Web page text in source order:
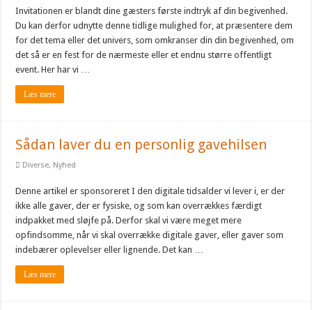
Invitationen er blandt dine gæsters første indtryk af din begivenhed.
Du kan derfor udnytte denne tidlige mulighed for, at præsentere dem
for det tema eller det univers, som omkranser din din begivenhed, om
det så er en fest for de nærmeste eller et endnu større offentligt
event. Her har vi …
Læs mere
Sådan laver du en personlig gavehilsen
Diverse, Nyhed
Denne artikel er sponsoreret I den digitale tidsalder vi lever i, er der
ikke alle gaver, der er fysiske, og som kan overrækkes færdigt
indpakket med sløjfe på. Derfor skal vi være meget mere
opfindsomme, når vi skal overrække digitale gaver, eller gaver som
indebærer oplevelser eller lignende. Det kan …
Læs mere